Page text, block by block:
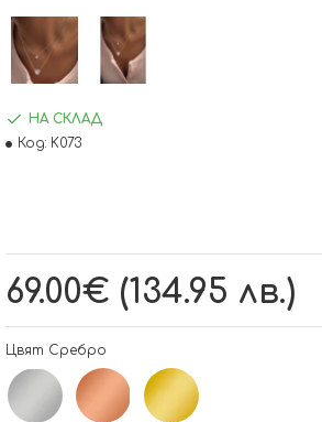
69.00€ (134.95 лв.)
НА СКЛАД
Код: K073
Цвят Сребро